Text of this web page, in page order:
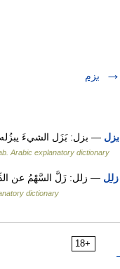
بزم
بزل — بزل: بَزَل الشيءَ يبزُله
Arabic explanatory dictionary
زلل — زلل: زَلَّ السَّهْمُ عن
dictionary
18+